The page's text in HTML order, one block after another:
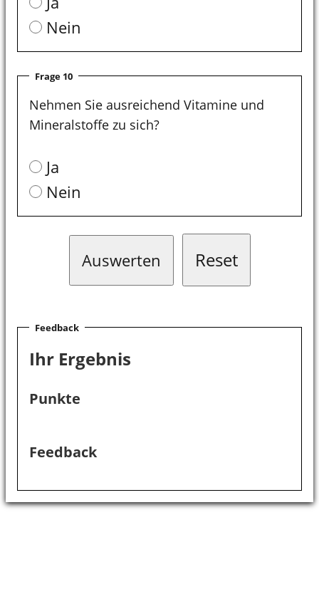
Nein
Frage 10
Nehmen Sie ausreichend Vitamine und
Mineralstoffe zu sich?
Ja
Nein
Auswerten Reset
Feedback
Ihr Ergebnis
Punkte
Feedback